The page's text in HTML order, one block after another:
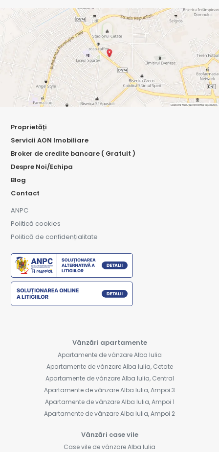
Proprietăți
Servicii AON Imobiliare
Broker de credite bancare ( Gratuit )
Despre Noi/Echipa
Blog
Contact
ANPC
Politică cookies
Politică de confidențialitate
Vânzări apartamente
Apartamente de vânzare Alba Iulia
Apartamente de vânzare Alba Iulia, Cetate
Apartamente de vânzare Alba Iulia, Central
Apartamente de vânzare Alba Iulia, Ampoi 3
Apartamente de vânzare Alba Iulia, Ampoi 1
Apartamente de vânzare Alba Iulia, Ampoi 2
Vânzări case vile
Case vile de vânzare Alba Iulia